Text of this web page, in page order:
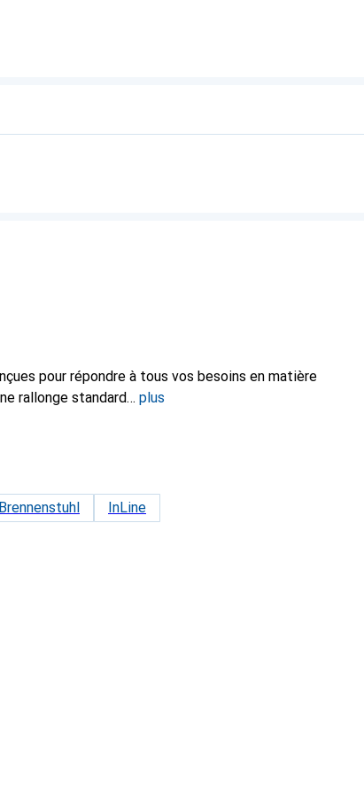
pour répondre à tous vos besoins en matière
rallonge standard
plus
Brennenstuhl InLine